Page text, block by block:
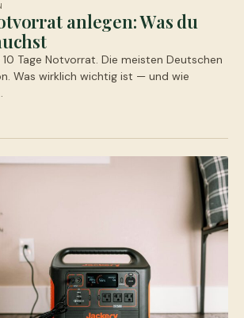
anlegen: Was du
Tage Notvorrat. Die meisten Deutschen
Was wirklich wichtig ist — und wie